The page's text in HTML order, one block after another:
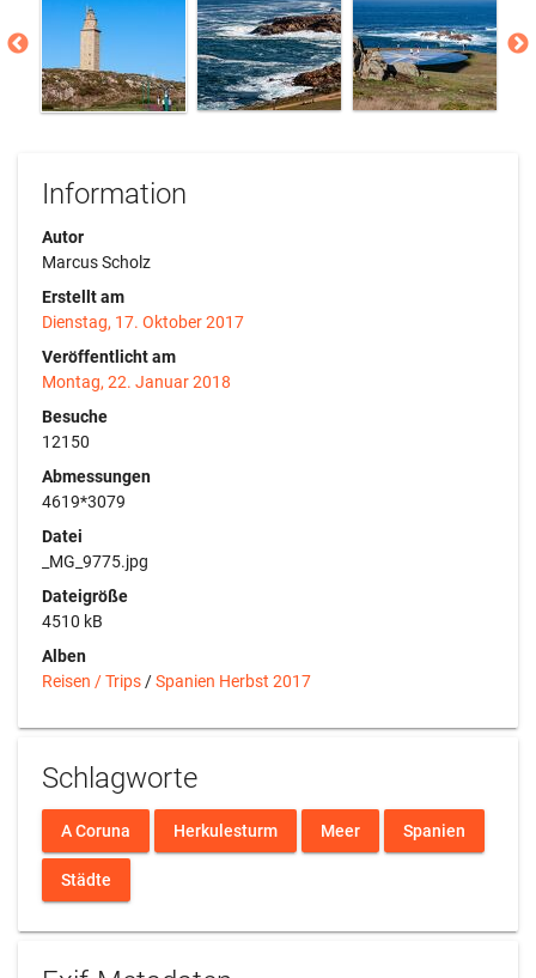
Information
Autor
Marcus Scholz
Erstellt am
Dienstag, 17. Oktober 2017
Veröffentlicht am
Montag, 22. Januar 2018
Besuche
12150
Abmessungen
4619*3079
Datei
_MG_9775.jpg
Dateigröße
4510 kB
Alben
Reisen / Trips /Spanien Herbst 2017
Schlagworte
A Coruna Herkulesturm Meer Spanien
Städte